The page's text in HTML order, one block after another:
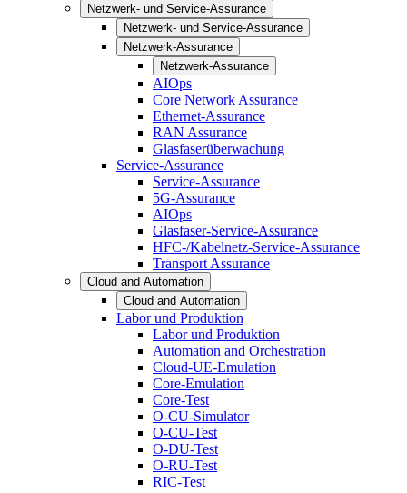
Netzwerk- und Service-Assurance
Netzwerk- und Service-Assurance
Netzwerk-Assurance
Netzwerk-Assurance
AIOps
Core Network Assurance
Ethernet-Assurance
RAN Assurance
Glasfaserüberwachung
Service-Assurance
Service-Assurance
5G-Assurance
AIOps
Glasfaser-Service-Assurance
HFC-/Kabelnetz-Service-Assurance
Transport Assurance
Cloud and Automation
Cloud and Automation
Labor und Produktion
Labor und Produktion
Automation and Orchestration
Cloud-UE-Emulation
Core-Emulation
Core-Test
O-CU-Simulator
O-CU-Test
O-DU-Test
O-RU-Test
RIC-Test